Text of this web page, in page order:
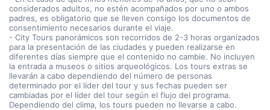
considerados adultos, no estén acompañados por uno o ambos
padres, es obligatorio que se lleven consigo los documentos de
consentimiento necesarios durante el viaje.
- City Tours panorámicos son recorridos de 2-3 horas organizados
para la presentación de las ciudades y pueden realizarse en
diferentes días siempre que el contenido no cambie. No incluyen
la entrada a museos o sitios arqueológicos. Los tours extras se
llevarán a cabo dependiendo del número de personas
determinado por el líder del tour y sus fechas pueden ser
cambiadas por el líder del tour según el flujo del programa.
Dependiendo del clima, los tours pueden no llevarse a cabo.